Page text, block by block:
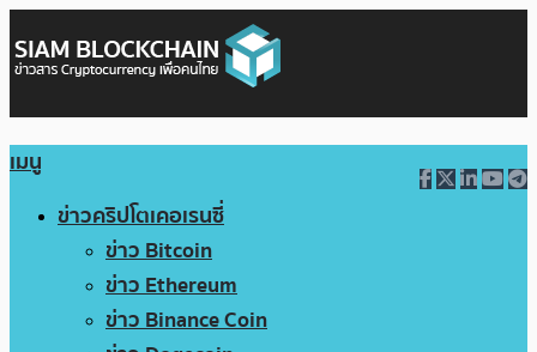
เมนู
ข่าวคริปโตเคอเรนซี่
ข่าว Bitcoin
ข่าว Ethereum
ข่าว Binance Coin